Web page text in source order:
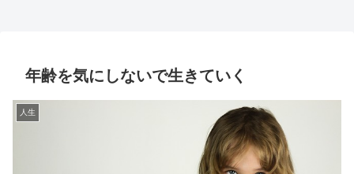
年齢を気にしないで生きていく
人生